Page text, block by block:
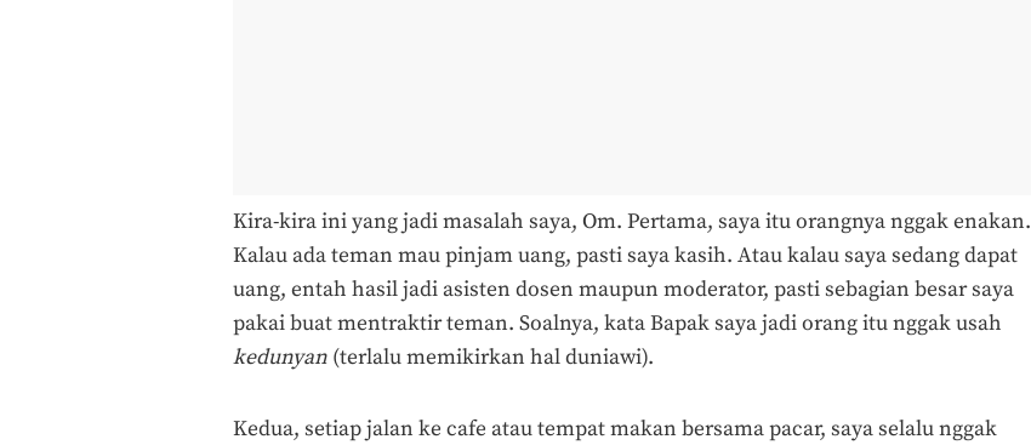
Kira-kira ini yang jadi masalah saya, Om. Pertama, saya itu orangnya nggak enakan.
Kalau ada teman mau pinjam uang, pasti saya kasih. Atau kalau saya sedang dapat
uang, entah hasil jadi asisten dosen maupun moderator, pasti sebagian besar saya
pakai buat mentraktir teman. Soalnya, kata Bapak saya jadi orang itu nggak usah
kedunyan (terlalu memikirkan hal duniawi).
Kedua, setiap jalan ke cafe atau tempat makan bersama pacar, saya selalu nggak